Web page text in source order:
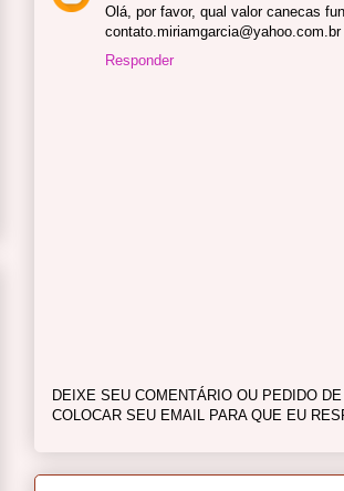
Olá, por favor, qual valor canecas
contato.miriamgarcia@yahoo.com.br
Responder
DEIXE SEU COMENTÁRIO OU PEDIDO
COLOCAR SEU EMAIL PARA QUE EU